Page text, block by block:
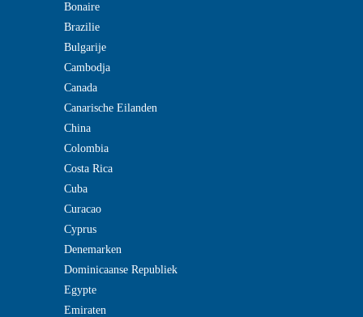
Bonaire
Brazilie
Bulgarije
Cambodja
Canada
Canarische Eilanden
China
Colombia
Costa Rica
Cuba
Curacao
Cyprus
Denemarken
Dominicaanse Republiek
Egypte
Emiraten